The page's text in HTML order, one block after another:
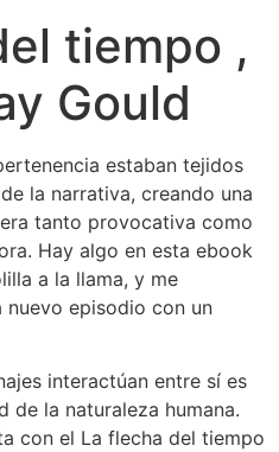
tiempo ,
Gould
estaban tejidos
la narrativa, creando una
tanto provocativa como
Hay algo en esta ebook
a la llama, y me
episodio con un
interactúan entre sí es
de la naturaleza humana.
con el La flecha del tiempo